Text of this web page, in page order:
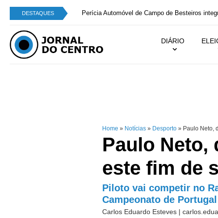
DESTAQUES Perícia Automóvel de Campo de Besteiros
DIÁRIO
Home » Notícias » Desporto » Paulo Neto,
Paulo Neto,
este fim de
Piloto vai competir no
Campeonato de
Carlos Eduardo Esteves |